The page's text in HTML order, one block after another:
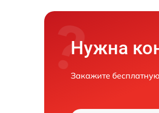
Нужна
Закажите